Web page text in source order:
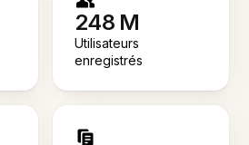
248 M
Utilisateurs
enregistrés